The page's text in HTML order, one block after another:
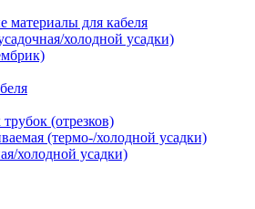
материалы для кабеля
холодной усадки)
(отрезков)
(термо-/холодной усадки)
холодной усадки)